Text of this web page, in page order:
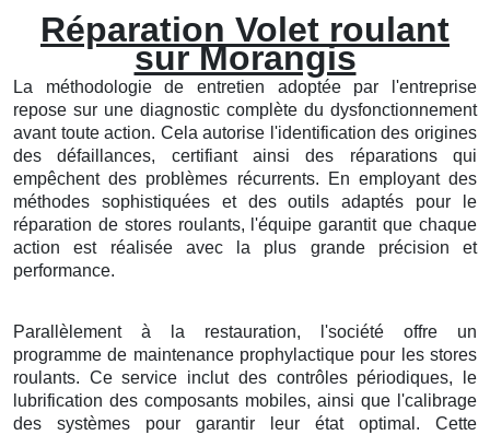
Réparation Volet roulant
sur Morangis
La méthodologie de entretien adoptée par l'entreprise
repose sur une diagnostic complète du dysfonctionnement
avant toute action. Cela autorise l'identification des origines
des défaillances, certifiant ainsi des réparations qui
empêchent des problèmes récurrents. En employant des
méthodes sophistiquées et des outils adaptés pour le
réparation de stores roulants, l'équipe garantit que chaque
action est réalisée avec la plus grande précision et
performance.
Parallèlement à la restauration, l'société offre un
programme de maintenance prophylactique pour les stores
roulants. Ce service inclut des contrôles périodiques, le
lubrification des composants mobiles, ainsi que l'calibrage
des systèmes pour garantir leur état optimal. Cette